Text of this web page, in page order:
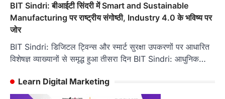
BIT Sindri: बीआईटी सिंदरी में Smart and Sustainable
Manufacturing पर राष्ट्रीय संगोष्ठी, Industry 4.0 के भविष्य पर
जोर
BIT Sindri: डिजिटल ट्विन्स और स्मार्ट सुरक्षा उपकरणों पर आधारित
विशेषज्ञ व्याख्यानों से समृद्ध हुआ तीसरा दिन BIT Sindri: आधुनिक…
Learn Digital Marketing